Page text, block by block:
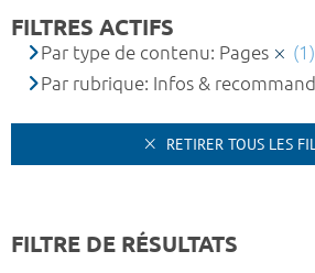
FILTRES ACTIFS
Par type de contenu: Pages
(1)
Par rubrique: Infos &
RETIRER TOUS LES
FILTRE DE RÉSULTATS